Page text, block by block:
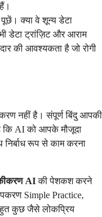
पूछें। क्या वे शून्य डेटा
डेटा ट्रांज़िट और आराम
की आवश्यकता है जो रोगी
नहीं है। संपूर्ण बिंदु आपकी
कि AI को आपके मौजूदा
रूप से काम करना
AIकी पेशकश करने
Simple Practice,
कुछ जैसे लोकप्रिय